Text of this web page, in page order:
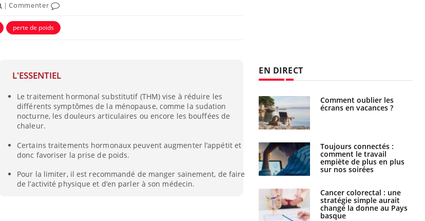
|Commenter
perte de poids
L'ESSENTIEL
Le traitement hormonal substitutif (THM) vise à réduire les
différents symptômes de la ménopause, comme la sudation
nocturne, les douleurs articulaires ou encore les bouffées de
chaleur.
Certains traitements hormonaux peuvent augmenter l’appétit et
donc favoriser la prise de poids.
Pour la limiter, il est recommandé de manger sainement, de faire
de l’activité physique et d’en parler à son médecin.
EN DIRECT
Bébés, jeunes enfants :
quelle trousse à
pharmacie pour les
vacances ?
Syndrome métabolique :
quels sont les meilleurs
exercices physiques ?
Hantavirus : un cas
détecté chez un touriste
en France
Mortalité infantile : un
Comment oublier les
écrans en vacances ?
Toujours connectés :
comment le travail
empiète de plus en plus
sur nos soirées
Cancer colorectal : une
stratégie simple aurait
changé la donne au Pays
basque